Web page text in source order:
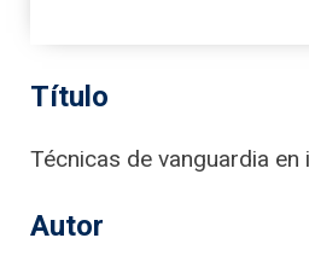
Título
Técnicas de vanguardia en
Autor